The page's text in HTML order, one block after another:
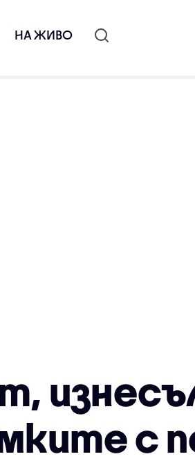
НА ЖИВО
с